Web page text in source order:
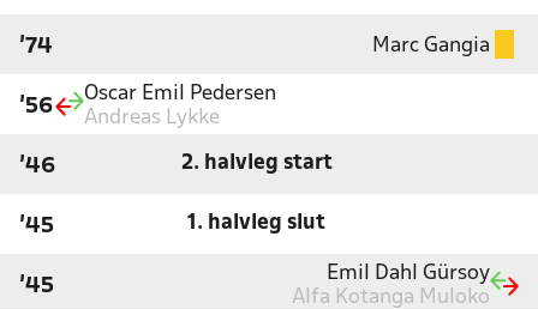
'74 Marc Gangia
'56
Oscar Emil Pedersen
Andreas Lykke
'46 2. halvleg start
'45 1. halvleg slut
'45
Emil Dahl Gürsoy
Alfa Kotanga Muloko